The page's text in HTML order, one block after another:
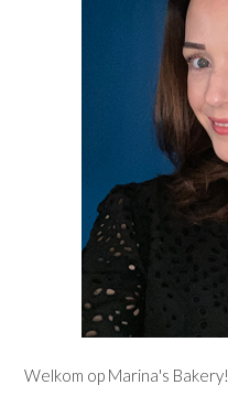
Welkom op Marina's Bakery!